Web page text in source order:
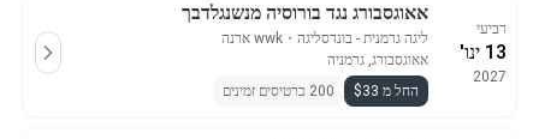
רביעי
13 ינו'
2027
אאוגסבורג נגד בורוסיה מנשנגלדבך
ליגה גרמנית - בונדסליגה ・ wwk ארנה
אאוגסבורג, גרמניה
החל מ $33
200 כרטיסים זמינים